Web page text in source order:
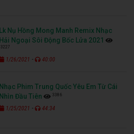
Lk Nụ Hồng Mong Manh Remix Nhạc
Hải Ngoại Sôi Động Bốc Lửa 2021
3227
1/26/2021 - 40:00
Nhạc Phim Trung Quốc Yêu Em Từ Cái
Nhìn Đầu Tiên
3386
1/25/2021 - 44:34